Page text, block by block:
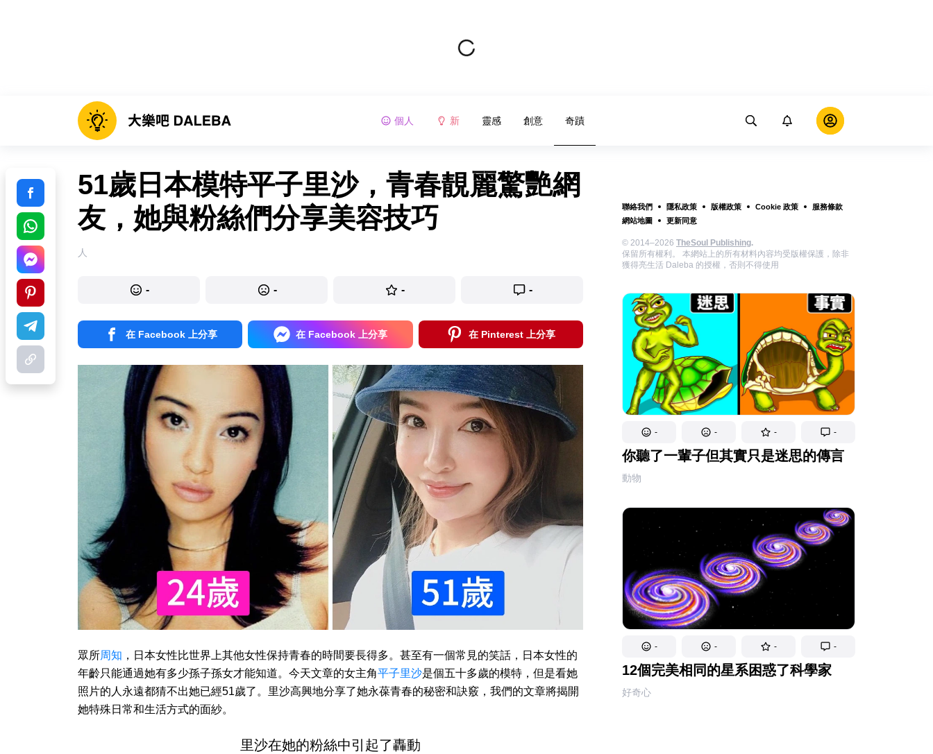
個人 新 靈感 創意 奇蹟
聯絡我們 隱私政策 版權政策 Cookie 政策
服務條款
網站地圖
更新同意
© 2014–2026 TheSoul Publishing.
保留所有權利。 本網站上的所有材料內容均受版權保護，除非
獲得亮生活 Daleba 的授權，否則不得使用
- - - -
你聽了一輩子但其實只是迷思的傳言
動物
- - - -
12個完美相同的星系困惑了科學家
好奇心
51歲日本模特平子里沙，青春靚麗驚艷網
友，她與粉絲們分享美容技巧
人
- - - -
在 Facebook 上分享 在 Facebook 上分享 在 Pinterest 上分享
眾所周知 ，日本女性比世界上其他女性保持青春的時間要長得多。甚至有一個常見的笑話，日本女性的
年齡只能通過她有多少孫子孫女才能知道。今天文章的女主角平子里沙是個五十多歲的模特，但是看她
照片的人永遠都猜不出她已經51歲了。里沙高興地分享了她永葆青春的秘密和訣竅，我們的文章將揭開
她特殊日常和生活方式的面紗。
里沙在她的粉絲中引起了轟動